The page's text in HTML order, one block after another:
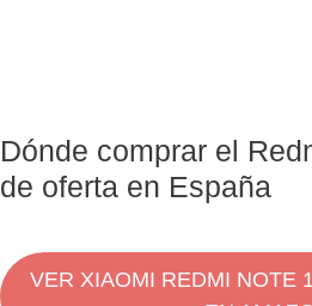
Dónde comprar el
de oferta en España
VER XIAOMI REDMI NOTE